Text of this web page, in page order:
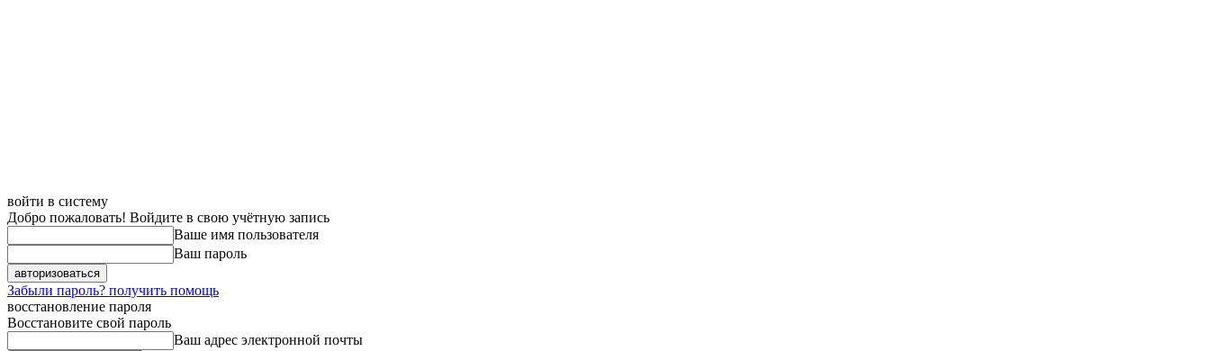
войти в систему
Добро пожаловать! Войдите в свою учётную запись
Ваше имя пользователя
Ваш пароль
Забыли пароль? получить помощь
восстановление пароля
Восстановите свой пароль
Ваш адрес электронной почты